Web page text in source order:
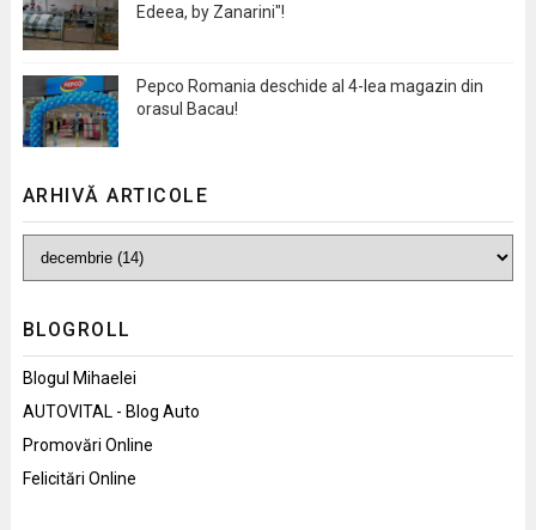
Edeea, by Zanarini"!
Pepco Romania deschide al 4-lea magazin din
orasul Bacau!
ARHIVĂ ARTICOLE
BLOGROLL
Blogul Mihaelei
AUTOVITAL - Blog Auto
Promovări Online
Felicitări Online